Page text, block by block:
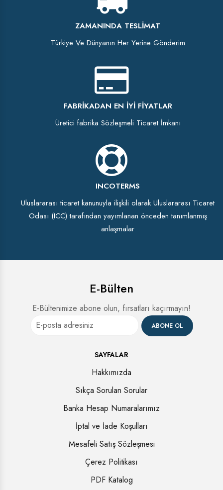
ZAMANINDA TESLIMAT
Türkiye Ve Dünyanın Her Yerine Gönderim
FABRIKADAN EN İYI FIYATLAR
Üretici fabrika Sözleşmeli Ticaret İmkanı
INCOTERMS
Uluslararası ticaret kanunuyla ilişkili olarak Uluslararası Ticaret
Odası (ICC) tarafından yayımlanan önceden tanımlanmış
anlaşmalar
E-Bülten
E-Bültenimize abone olun, fırsatları kaçırmayın!
ABONE OL
SAYFALAR
Hakkımızda
Sıkça Sorulan Sorular
Banka Hesap Numaralarımız
İptal ve İade Koşulları
Mesafeli Satış Sözleşmesi
Çerez Politikası
PDF Katalog